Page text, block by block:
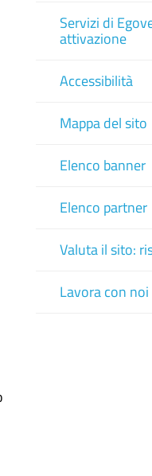
Servizi di
attivazione
Accessibilità
Mappa del sito
Elenco banner
Elenco partner
Valuta il sito:
Lavora con noi